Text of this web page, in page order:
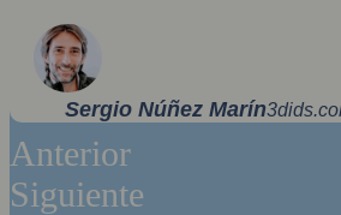
Sergio Núñez Marín
Anterior
Siguiente